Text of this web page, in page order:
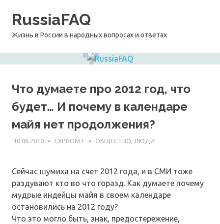
RussiaFAQ
Жизнь в России в народных вопросах и ответах
Что думаете про 2012 год, что
будет… И почему в календаре
майя нет продолжения?
10.06.2010 EXPROMT ОБЩЕСТВО, ЛЮДИ
Сейчас шумиха на счет 2012 года, и в СМИ тоже
раздувают кто во что горазд. Как думаете почему
мудрые индейцы майя в своем календаре
остановились на 2012 году?
Что это могло быть, знак, предостережение,